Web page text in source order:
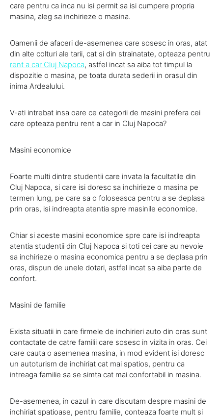
care pentru ca inca nu isi permit sa isi cumpere propria
masina, aleg sa inchirieze o masina.
Oamenii de afaceri de-asemenea care sosesc in oras, atat
din alte colturi ale tarii, cat si din strainatate, opteaza pentru
rent a car Cluj Napoca, astfel incat sa aiba tot timpul la
dispozitie o masina, pe toata durata sederii in orasul din
inima Ardealului.
V-ati intrebat insa oare ce categorii de masini prefera cei
care opteaza pentru rent a car in Cluj Napoca?
Masini economice
Foarte multi dintre studentii care invata la facultatile din
Cluj Napoca, si care isi doresc sa inchirieze o masina pe
termen lung, pe care sa o foloseasca pentru a se deplasa
prin oras, isi indreapta atentia spre masinile economice.
Chiar si aceste masini economice spre care isi indreapta
atentia studentii din Cluj Napoca si toti cei care au nevoie
sa inchirieze o masina economica pentru a se deplasa prin
oras, dispun de unele dotari, astfel incat sa aiba parte de
confort.
Masini de familie
Exista situatii in care firmele de inchirieri auto din oras sunt
contactate de catre familii care sosesc in vizita in oras. Cei
care cauta o asemenea masina, in mod evident isi doresc
un autoturism de inchiriat cat mai spatios, pentru ca
intreaga familie sa se simta cat mai confortabil in masina.
De-asemenea, in cazul in care discutam despre masini de
inchiriat spatioase, pentru familie, conteaza foarte mult si